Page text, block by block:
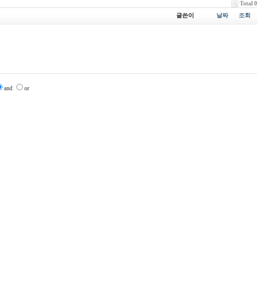
Total 0
글쓴이 날짜 조회
and or